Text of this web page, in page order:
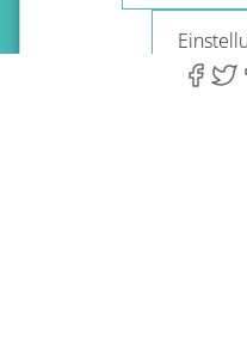
© 2026 A-Type